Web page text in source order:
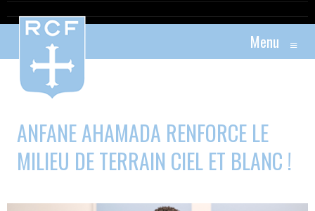
Menu ≡
ANFANE AHAMADA RENFORCE LE
MILIEU DE TERRAIN CIEL ET BLANC !